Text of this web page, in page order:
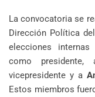
La convocatoria se
Dirección Política
elecciones
como presidente,
vicepresidente y a
Estos miembros